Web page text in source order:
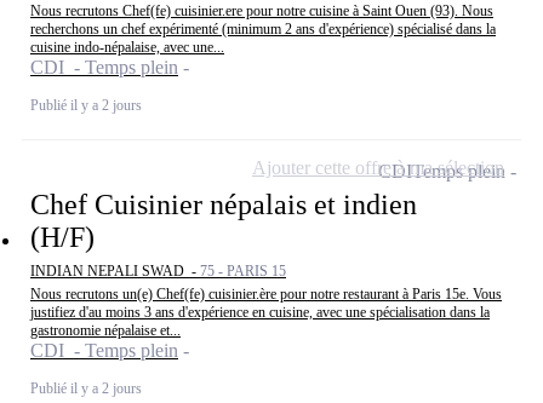
Nous recrutons Chef(fe) cuisinier.ere pour notre cuisine à Saint Ouen (93). Nous
recherchons un chef expérimenté (minimum 2 ans d'expérience) spécialisé dans la
cuisine indo-népalaise, avec une...
CDI - Temps plein
Publié il y a 2 jours
Chef Cuisinier népalais et indien
(H/F)
INDIAN NEPALI SWAD - 75 - PARIS 15
Nous recrutons un(e) Chef(fe) cuisinier.ère pour notre restaurant à Paris 15e. Vous
justifiez d'au moins 3 ans d'expérience en cuisine, avec une spécialisation dans la
gastronomie népalaise et...
CDI - Temps plein
Publié il y a 2 jours
CDITemps plein
Ajouter cette offre à ma sélection